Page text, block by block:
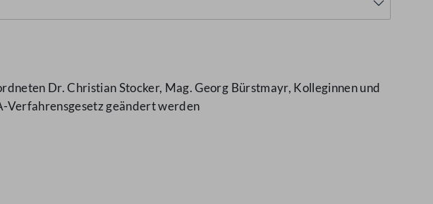
Dr. Christian Stocker, Mag. Georg Bürstmayr, Kolleginnen und
Verfahrensgesetz geändert werden